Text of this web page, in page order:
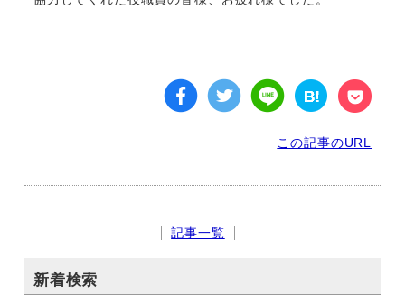
この記事のURL
記事一覧
新着検索